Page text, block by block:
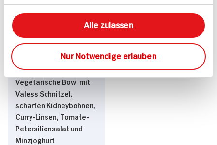
Alle zulassen
Nur Notwendige erlauben
Vegetarische Bowl mit
Valess Schnitzel,
scharfen Kidneybohnen,
Curry-Linsen, Tomate-
Petersiliensalat und
Minzjoghurt